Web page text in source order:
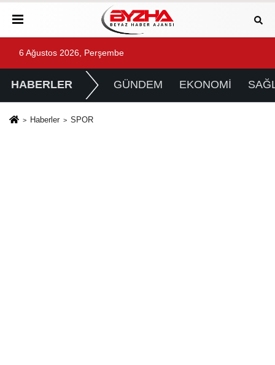
6 Ağustos 2026, Perşembe
HABERLER GÜNDEM EKONOMİ
Haberler SPOR